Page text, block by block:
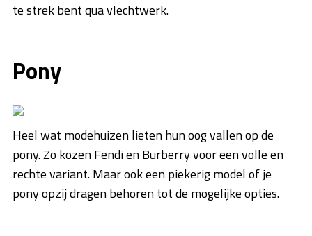
te strek bent qua vlechtwerk.
Pony
Heel wat modehuizen lieten hun oog vallen op de
pony. Zo kozen Fendi en Burberry voor een volle en
rechte variant. Maar ook een piekerig model of je
pony opzij dragen behoren tot de mogelijke opties.